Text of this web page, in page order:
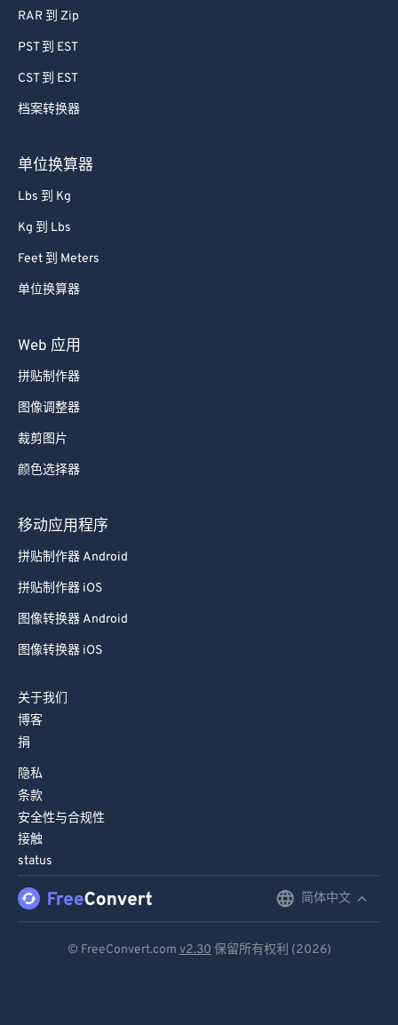
RAR 到 Zip
PST 到 EST
CST 到 EST
档案转换器
单位换算器
Lbs 到 Kg
Kg 到 Lbs
Feet 到 Meters
单位换算器
Web 应用
拼贴制作器
图像调整器
裁剪图片
颜色选择器
移动应用程序
拼贴制作器 Android
拼贴制作器 iOS
图像转换器 Android
图像转换器 iOS
关于我们
博客
捐
隐私
条款
安全性与合规性
接触
status
简体中文
© FreeConvert.com v2.30 保留所有权利 (2026)